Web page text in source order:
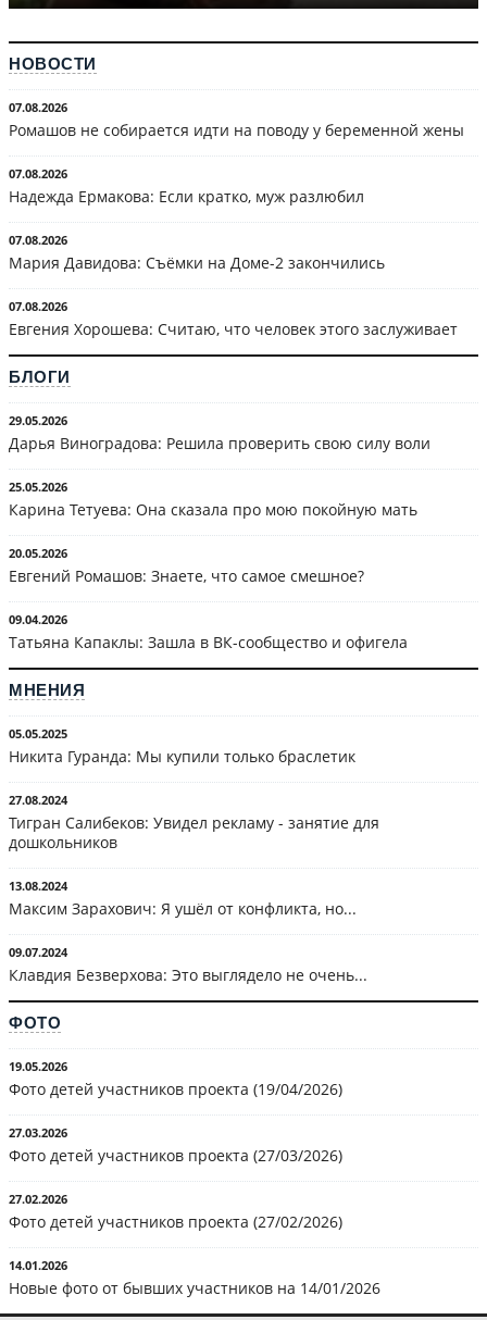
НОВОСТИ
07.08.2026
Ромашов не собирается идти на поводу у беременной жены
07.08.2026
Надежда Ермакова: Если кратко, муж разлюбил
07.08.2026
Мария Давидова: Съёмки на Доме-2 закончились
07.08.2026
Евгения Хорошева: Считаю, что человек этого заслуживает
БЛОГИ
29.05.2026
Дарья Виноградова: Решила проверить свою силу воли
25.05.2026
Карина Тетуева: Она сказала про мою покойную мать
20.05.2026
Евгений Ромашов: Знаете, что самое смешное?
09.04.2026
Татьяна Капаклы: Зашла в ВК-сообщество и офигела
МНЕНИЯ
05.05.2025
Никита Гуранда: Мы купили только браслетик
27.08.2024
Тигран Салибеков: Увидел рекламу - занятие для
дошкольников
13.08.2024
Максим Зарахович: Я ушёл от конфликта, но...
09.07.2024
Клавдия Безверхова: Это выглядело не очень...
ФОТО
19.05.2026
Фото детей участников проекта (19/04/2026)
27.03.2026
Фото детей участников проекта (27/03/2026)
27.02.2026
Фото детей участников проекта (27/02/2026)
14.01.2026
Новые фото от бывших участников на 14/01/2026